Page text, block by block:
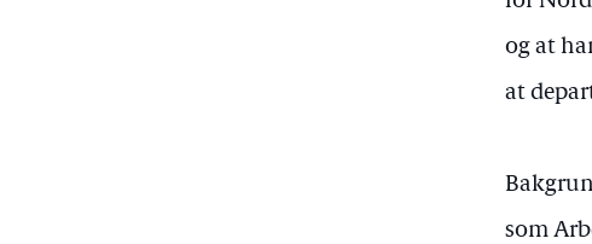
og at
at
som